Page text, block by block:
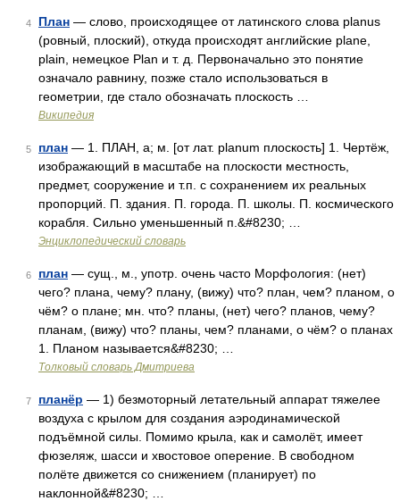
4 План — слово, происходящее от латинского слова planus
(ровный, плоский), откуда происходят английские plane,
plain, немецкое Plan и т. д. Первоначально это понятие
означало равнину, позже стало использоваться в
геометрии, где стало обозначать плоскость …
Википедия
5 план — 1. ПЛАН, а; м. [от лат. planum плоскость] 1. Чертёж,
изображающий в масштабе на плоскости местность,
предмет, сооружение и т.п. с сохранением их реальных
пропорций. П. здания. П. города. П. школы. П. космического
корабля. Сильно уменьшенный п.&#8230; …
Энциклопедический словарь
6 план — сущ., м., употр. очень часто Морфология: (нет)
чего? плана, чему? плану, (вижу) что? план, чем? планом, о
чём? о плане; мн. что? планы, (нет) чего? планов, чему?
планам, (вижу) что? планы, чем? планами, о чём? о планах
1. Планом называется&#8230; …
Толковый словарь Дмитриева
7 планёр — 1) безмоторный летательный аппарат тяжелее
воздуха с крылом для создания аэродинамической
подъёмной силы. Помимо крыла, как и самолёт, имеет
фюзеляж, шасси и хвостовое оперение. В свободном
полёте движется со снижением (планирует) по
наклонной&#8230; …